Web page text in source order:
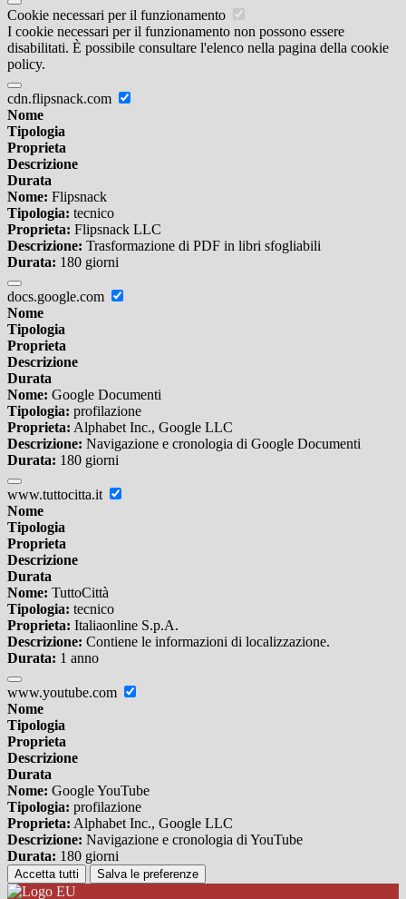
Cookie necessari per il funzionamento
I cookie necessari per il funzionamento non possono essere
disabilitati. È possibile consultare l'elenco nella pagina della cookie
policy.
cdn.flipsnack.com
Nome
Tipologia
Proprieta
Descrizione
Durata
Nome: Flipsnack
Tipologia: tecnico
Proprieta: Flipsnack LLC
Descrizione: Trasformazione di PDF in libri sfogliabili
Durata: 180 giorni
docs.google.com
Nome
Tipologia
Proprieta
Descrizione
Durata
Nome: Google Documenti
Tipologia: profilazione
Proprieta: Alphabet Inc., Google LLC
Descrizione: Navigazione e cronologia di Google Documenti
Durata: 180 giorni
www.tuttocitta.it
Nome
Tipologia
Proprieta
Descrizione
Durata
Nome: TuttoCittà
Tipologia: tecnico
Proprieta: Italiaonline S.p.A.
Descrizione: Contiene le informazioni di localizzazione.
Durata: 1 anno
www.youtube.com
Nome
Tipologia
Proprieta
Descrizione
Durata
Nome: Google YouTube
Tipologia: profilazione
Proprieta: Alphabet Inc., Google LLC
Descrizione: Navigazione e cronologia di YouTube
Durata: 180 giorni
Accetta tutti Salva le preferenze